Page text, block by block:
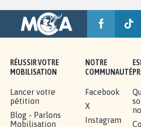
RÉUSSIR VOTRE
MOBILISATION
Lancer votre
pétition
Blog - Parlons
Mobilisation
NOTRE
COMMUNAUTÉ
Facebook
X
Instagram